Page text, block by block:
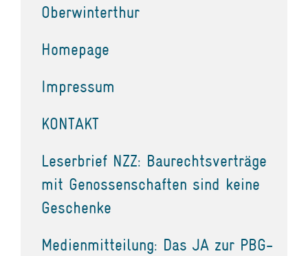
Oberwinterthur
Homepage
Impressum
KONTAKT
Leserbrief NZZ: Baurechtsverträge
mit Genossenschaften sind keine
Geschenke
Medienmitteilung: Das JA zur PBG-